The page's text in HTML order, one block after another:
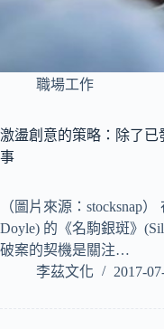
職場工作
激盪創意的策略：除了
事
（圖片來源：stocksnap
Doyle) 的《名駒銀斑》
破案的契機是關注…
李茲文化
2017-